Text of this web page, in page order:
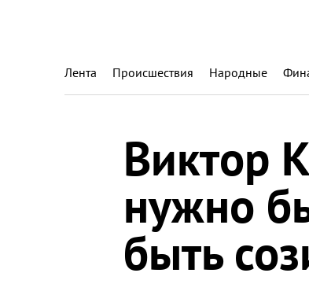
Лента Происшествия Народные
Виктор
нужно
быть